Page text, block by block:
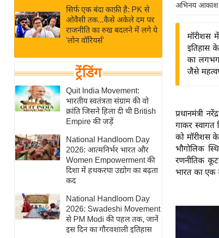
ई-पेपर
मिसाल बेमिसाल
शख्सियत
यंग इंडिया
साहित्य जगत
ऑटो वर्ल्ड
न्यूज ब्रीफ
मनोरंजन जगत
बॉलीवुड
हॉलीवुड
फिल्म समीक्षा
Breaking
News
लाइफस्टाइल
टेक्नॉलॉजी
सिर्फ एक बंदा काफ़ी है: PK से
ओवैसी तक...कैसे अकेले दम पर
राजनीति का रुख बदलने में लगे ये
'लोन वॉरियर्स'
ट्रेंडिंग
Quit India Movement:
भारतीय स्वतंत्रता संग्राम की वो
क्रांति जिसने हिला दी थी British
Empire की जड़ें
National Handloom Day
2026: आत्मनिर्भर भारत और
Women Empowerment की
दिशा में हथकरघा उद्योग का बढ़ता
कद
National Handloom Day
2026: Swadeshi Movement
से PM Modi की पहल तक, जानें
इस दिन का गौरवशाली इतिहास
अभिनय आकाश
मॉरीशस
इतिहास
का लगभग
जैसे
प्रधानमंत्री
गाकर स्वागत
को मॉरीशस के
भौगोलिक
रणनीतिक
भारत का एक